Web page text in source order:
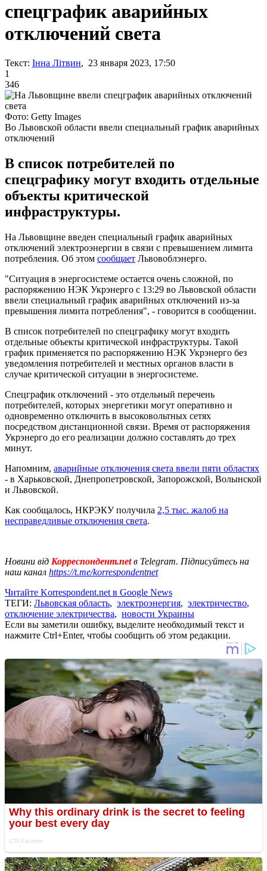
спецграфик аварийных
отключений света
Текст: Інна Літвин, 23 января 2023, 17:50
1
346
Фото: Getty Images
Во Львовской области ввели специальный график аварийных
отключений
В список потребителей по
спецграфику могут входить отдельные
объекты критической
инфраструктуры.
На Львовщине введен специальный график аварийных
отключений электроэнергии в связи с превышением лимита
потребления. Об этом сообщает Львовоблэнерго.
"Ситуация в энергосистеме остается очень сложной, по
распоряжению НЭК Укрэнерго с 13:29 во Львовской области
ввели специальный график аварийных отключений из-за
превышения лимита потребления", - говорится в сообщении.
В список потребителей по спецграфику могут входить
отдельные объекты критической инфраструктуры. Такой
график применяется по распоряжению НЭК Укрэнерго без
уведомления потребителей и местных органов власти в
случае критической ситуации в энергосистеме.
Спецграфик отключений - это отдельный перечень
потребителей, которых энергетики могут оперативно и
одновременно отключить в высоковольтных сетях
посредством дистанционной связи. Время от распоряжения
Укрэнерго до его реализации должно составлять до трех
минут.
Напомним, аварийные отключения света ввели пяти областях
- в Харьковской, Днепропетровской, Запорожской, Волынской
и Львовской.
Как сообщалось, НКРЭКУ получила 2,5 тыс. жалоб на
несправедливые отключения света.
Новини від Корреспондент.netв Telegram. Підписуйтесь на
наш канал https://t.me/korrespondentnet
Читайте Korrespondent.net в Google News
ТЕГИ: Львовская область, электроэнергия, электричество,
отключение электричества, новости Украины
Если вы заметили ошибку, выделите необходимый текст и
нажмите Ctrl+Enter, чтобы сообщить об этом редакции.